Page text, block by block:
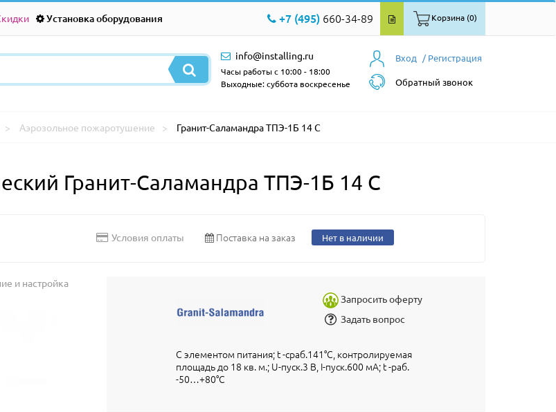
Установка оборудования +7 (495) 660-34-89 Корзина (0)
Вход / Регистрация
Обратный звонок
info@installing.ru
Часы работы с 10:00 - 18:00
Выходные: суббота воскресенье
Аэрозольное пожаротушение Гранит-Саламандра ТПЭ-1Б 14 C
Гранит-Саламандра ТПЭ-1Б 14 C
Условия оплаты Поставка на заказ Нет в наличии
и настройка
Запросить оферту
Задать вопрос
С элементом питания; t -сраб.141°С, контролируемая
площадь до 18 кв. м.; U-пуск.3 В, I-пуск.600 мА; t -раб.
-50…+80°С